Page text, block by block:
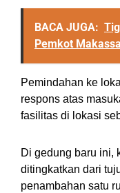
BACA JUGA:
Pemkot
Pemindahan ke
respons atas
fasilitas di lokasi
Di gedung baru ini,
ditingkatkan dari
penambahan satu